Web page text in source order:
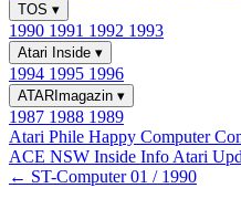
TOS ▾
1990 1991 1992 1993
Atari Inside ▾
1994 1995 1996
ATARImagazin ▾
1987 1988 1989
Atari Phile Happy Computer
ACE NSW Inside Info Atari
← ST-Computer 01 / 1990